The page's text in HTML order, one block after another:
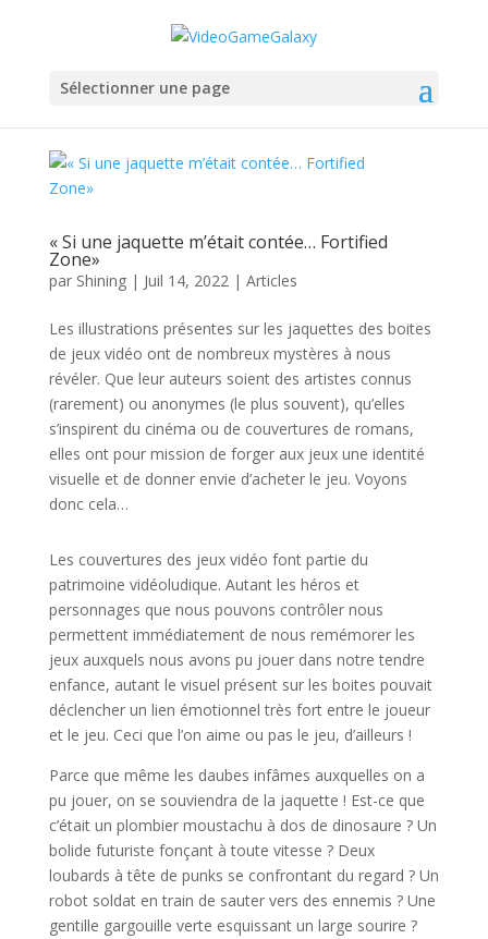
Sélectionner une page
« Si une jaquette m’était contée… Fortified
Zone»
par Shining| Juil 14, 2022| Articles
Les illustrations présentes sur les jaquettes des boites
de jeux vidéo ont de nombreux mystères à nous
révéler. Que leur auteurs soient des artistes connus
(rarement) ou anonymes (le plus souvent), qu’elles
s’inspirent du cinéma ou de couvertures de romans,
elles ont pour mission de forger aux jeux une identité
visuelle et de donner envie d’acheter le jeu. Voyons
donc cela…
Les couvertures des jeux vidéo font partie du
patrimoine vidéoludique. Autant les héros et
personnages que nous pouvons contrôler nous
permettent immédiatement de nous remémorer les
jeux auxquels nous avons pu jouer dans notre tendre
enfance, autant le visuel présent sur les boites pouvait
déclencher un lien émotionnel très fort entre le joueur
et le jeu. Ceci que l’on aime ou pas le jeu, d’ailleurs !
Parce que même les daubes infâmes auxquelles on a
pu jouer, on se souviendra de la jaquette ! Est-ce que
c’était un plombier moustachu à dos de dinosaure ? Un
bolide futuriste fonçant à toute vitesse ? Deux
loubards à tête de punks se confrontant du regard ? Un
robot soldat en train de sauter vers des ennemis ? Une
gentille gargouille verte esquissant un large sourire ?